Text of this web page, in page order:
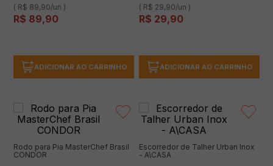
( R$ 89,90/un )
R$ 89,90
ADICIONAR AO CARRINHO
( R$ 29,90/un )
R$ 29,90
ADICIONAR AO CARRINHO
Rodo para Pia MasterChef Brasil
CONDOR
Escorredor de Talher Urban Inox
- A\CASA